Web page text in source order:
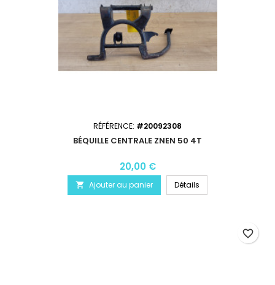
RÉFÉRENCE: #20092308
BÉQUILLE CENTRALE ZNEN 50 4T
20,00 €
 Ajouter au panier Détails
favorite_border